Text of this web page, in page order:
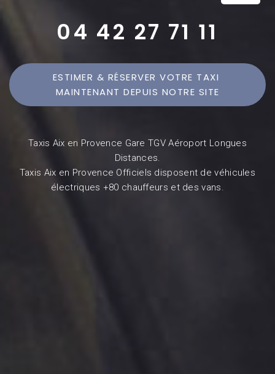
04 42 27 71 11
ESTIMER & RÉSERVER VOTRE TAXI
MAINTENANT DEPUIS NOTRE SITE
Taxis Aix en Provence Gare TGV Aéroport Longues
Distances.
Taxis Aix en Provence Officiels disposent de véhicules
électriques +80 chauffeurs et des vans.